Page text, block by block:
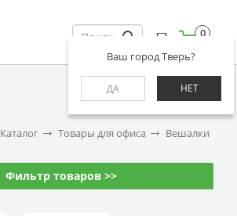
Ваш город Тверь?
ДА НЕТ
0
Каталог Товары для офиса Вешалки
Фильтр товаров >>